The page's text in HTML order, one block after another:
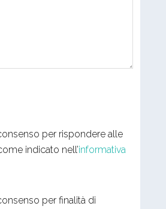
per rispondere alle
indicato nell’informativa
per finalità di